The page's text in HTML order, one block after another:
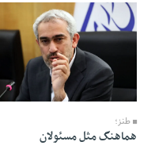
طنز؛
هماهنگ مثل مسئولان